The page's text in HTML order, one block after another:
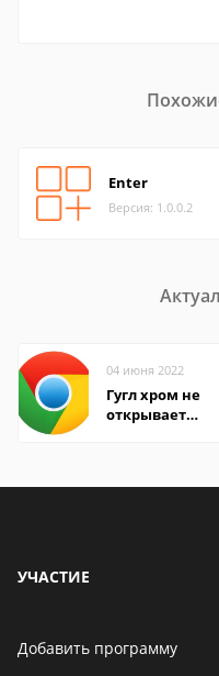
Enter
Версия: 1.0.0.2
04 июня 2022
Гугл хром не
открывает
УЧАСТИЕ
Добавить программу